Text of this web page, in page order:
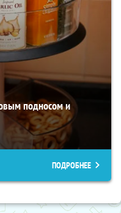
подносом и
ПОДРОБНЕЕ